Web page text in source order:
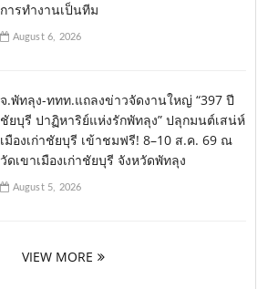
การทำงานเป็นทีม
August 6, 2026
จ.พัทลุง-ททท.แถลงข่าวจัดงานใหญ่ “397 ปี
ชัยบุรี ปาฏิหาริย์แห่งรักพัทลุง” ปลุกมนต์เสน่ห์
เมืองเก่าชัยบุรี เข้าชมฟรี! 8–10 ส.ค. 69 ณ
วัดเขาเมืองเก่าชัยบุรี จังหวัดพัทลุง
August 5, 2026
VIEW MORE